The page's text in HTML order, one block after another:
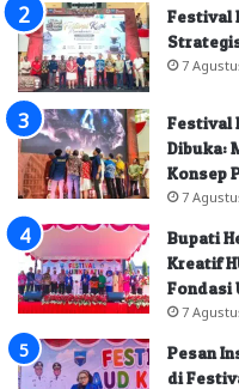
Festival
7
Festival
Dibuka:
Konsep
7
Bupati
Kreatif
Fondasi
7
Pesan
di